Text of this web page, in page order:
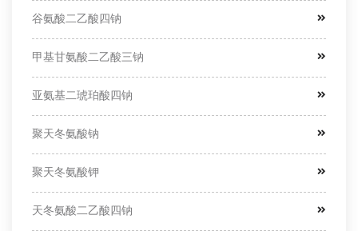
谷氨酸二乙酸四钠
甲基甘氨酸二乙酸三钠
亚氨基二琥珀酸四钠
聚天冬氨酸钠
聚天冬氨酸钾
天冬氨酸二乙酸四钠